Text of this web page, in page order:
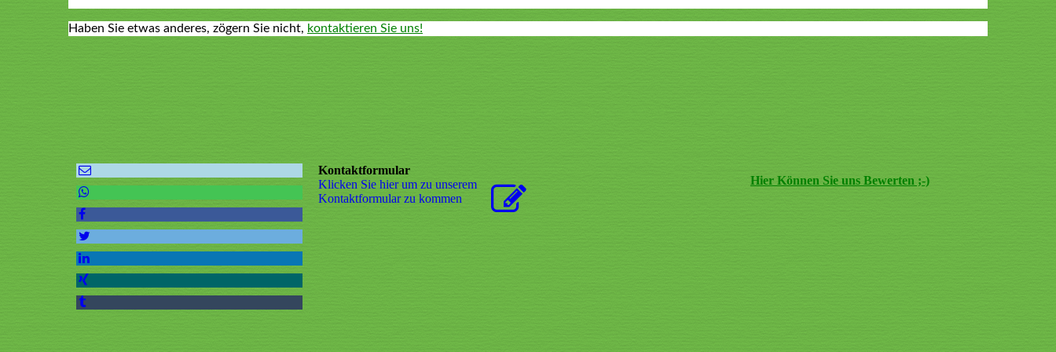
Haben Sie etwas anderes, zögern Sie nicht, kontaktieren Sie uns!
Kontaktformular
Klicken Sie hier um zu unserem
Kon­takt­for­mu­lar zu kommen
Hier Können Sie uns Bewerten ;-)